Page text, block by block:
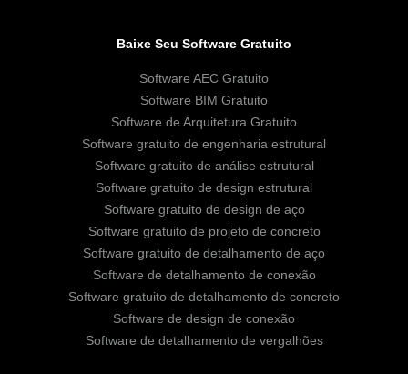
Baixe Seu Software Gratuito
Software AEC Gratuito
Software BIM Gratuito
Software de Arquitetura Gratuito
Software gratuito de engenharia estrutural
Software gratuito de análise estrutural
Software gratuito de design estrutural
Software gratuito de design de aço
Software gratuito de projeto de concreto
Software gratuito de detalhamento de aço
Software de detalhamento de conexão
Software gratuito de detalhamento de concreto
Software de design de conexão
Software de detalhamento de vergalhões